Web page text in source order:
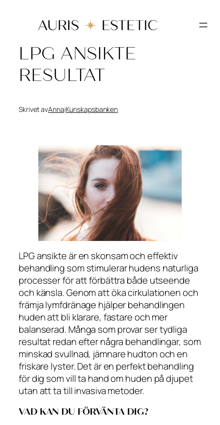
innehåll
LPG ANSIKTE
RESULTAT
Skrivet avAnnaiKunskapsbanken
LPG ansikte är en skonsam och effektiv
behandling som stimulerar hudens naturliga
processer för att förbättra både utseende
och känsla. Genom att öka cirkulationen och
främja lymfdränage hjälper behandlingen
huden att bli klarare, fastare och mer
balanserad. Många som provar ser tydliga
resultat redan efter några behandlingar, som
minskad svullnad, jämnare hudton och en
friskare lyster. Det är en perfekt behandling
för dig som vill ta hand om huden på djupet
utan att ta till invasiva metoder.
VAD KAN DU FÖRVÄNTA DIG?